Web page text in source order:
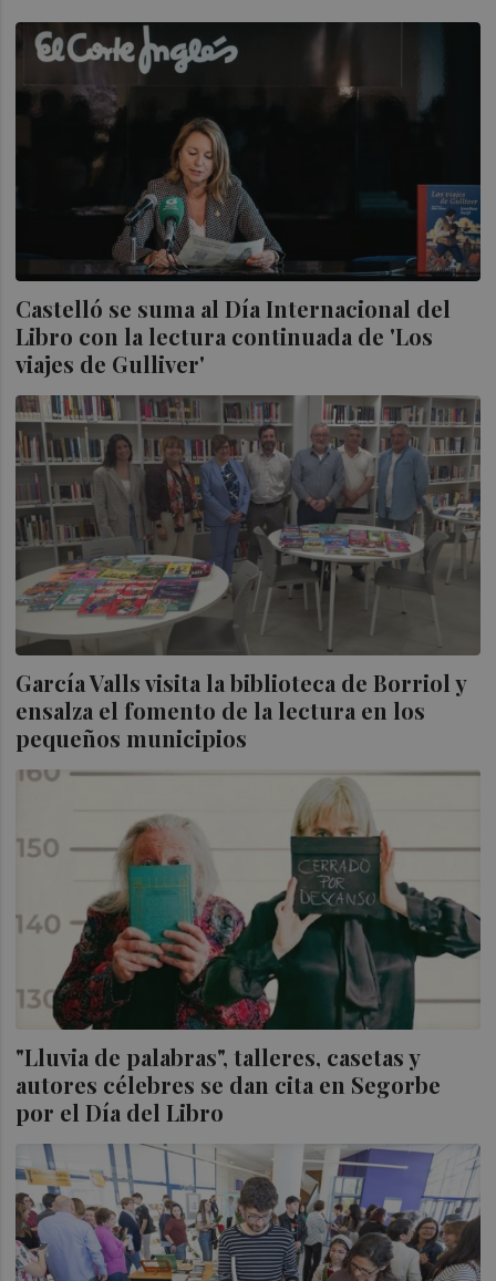
Castelló se suma al Día Internacional del
Libro con la lectura continuada de 'Los
viajes de Gulliver'
García Valls visita la biblioteca de Borriol y
ensalza el fomento de la lectura en los
pequeños municipios
"Lluvia de palabras", talleres, casetas y
autores célebres se dan cita en Segorbe
por el Día del Libro